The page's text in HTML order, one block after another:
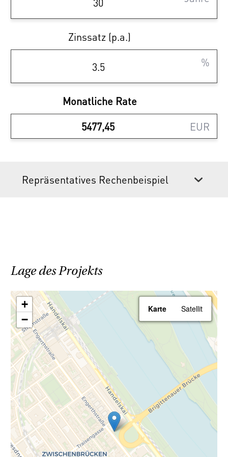
Provisionsfrei bis zum Baustart!
Kaufen Sie Ihr zukünftiges Zuhause bereits
Provision! Gerne steht Ihnen unser Vertrieb
Alle Infos zu diesem Projekt finden Sie unter
- Provisionsfrei! Alle Eigentumsobjekte
werden ohne Provision (3,6% inkl. MwSt.)
angeboten!
Renderings: Symbolbilder Außenansichten
(c) zoom.at, Innenraumansichten (c) JAMJAM
- Kreativagentur für Immobilien
Wir weisen darauf hin, dass zwischen dem
Vermittler und dem zu vermittelnden Dritten
ein familiäres oder wirtschaftliches
Zinssatz (p.a.)
%
Monatliche Rate
EUR
Repräsentatives Rechenbeispiel
Lage des Projekts
+
−
Karte Satellit